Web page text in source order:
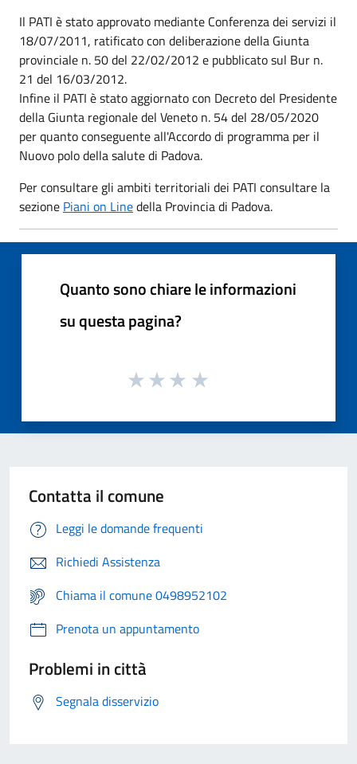
Il PATI è stato approvato mediante Conferenza dei servizi il
18/07/2011, ratificato con deliberazione della Giunta
provinciale n. 50 del 22/02/2012 e pubblicato sul Bur n.
21 del 16/03/2012.
Infine il PATI è stato aggiornato con Decreto del Presidente
della Giunta regionale del Veneto n. 54 del 28/05/2020
per quanto conseguente all'Accordo di programma per il
Nuovo polo della salute di Padova.
Per consultare gli ambiti territoriali dei PATI consultare la
sezione Piani on Linedella Provincia di Padova.
Quanto sono chiare le informazioni
su questa pagina?
Contatta il comune
Leggi le domande frequenti
Richiedi Assistenza
Chiama il comune 0498952102
Prenota un appuntamento
Problemi in città
Segnala disservizio